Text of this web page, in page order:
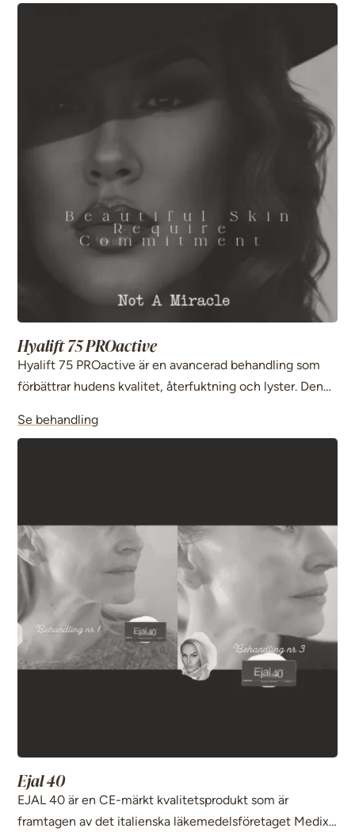
Hyalift 75 PROactive
Hyalift 75 PROactive är en avancerad behandling som
förbättrar hudens kvalitet, återfuktning och lyster. Den
ett fräschare, mer ungdomligt utseende.
Se behandling
Ejal 40
EJAL 40 är en CE-märkt kvalitetsprodukt som är
framtagen av det italienska läkemedelsföretaget Medixa